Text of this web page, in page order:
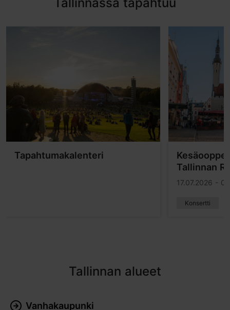
Tapahtumakalenteri
Tallinnan
17.07.2026 -
Konsertti
Tallinnan alueet
Vanhakaupunki